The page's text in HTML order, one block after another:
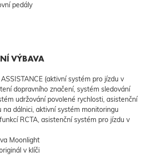
pedály
VÝBAVA
ASSISTANCE (aktivní systém pro jízdu v
dopravního značení, systém sledování
udržování povolené rychlosti, asistenční
na dálnici, aktivní systém monitoringu
RCTA, asistenční systém pro jízdu v
Moonlight
v klíči